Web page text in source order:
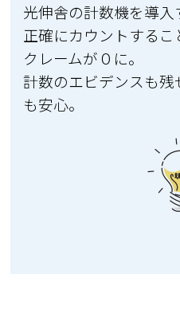
光伸舎の計数機を導入
正確にカウントする
クレームが０に。
計数のエビデンスも
も安心。